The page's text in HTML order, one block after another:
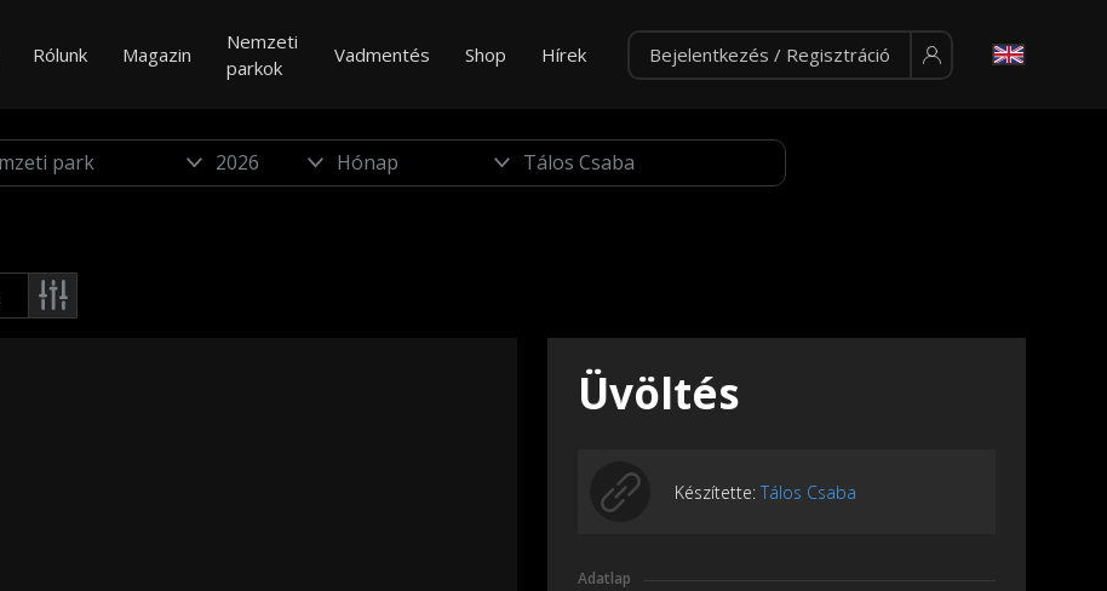
Rólunk Magazin
Nemzeti
parkok
Vadmentés Shop Hírek Bejelentkezés / Regisztráció
Üvöltés
Készítette: Tálos Csaba
Adatlap